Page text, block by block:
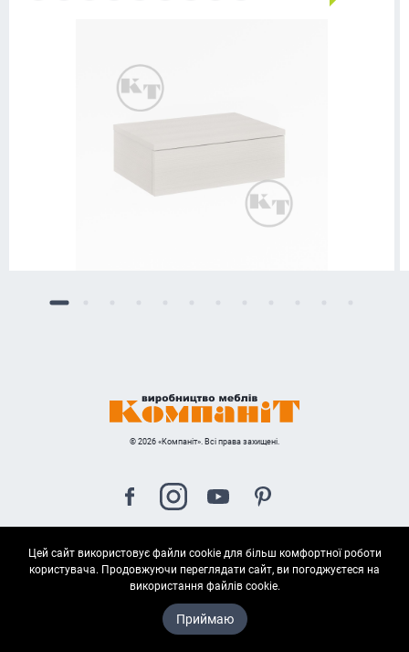
© 2026 «Компаніт». Всі права захищені.
Цей сайт використовує файли cookie для більш комфортної роботи
користувача. Продовжуючи переглядати сайт, ви погоджуєтеся на
використання файлів cookie.
Приймаю